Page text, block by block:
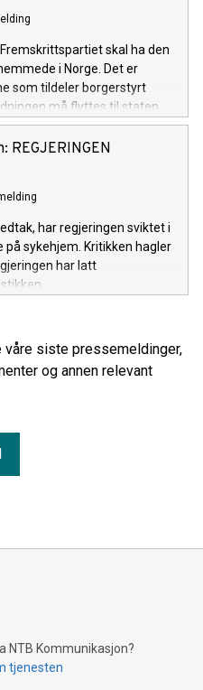
skal ha den
i Norge. Det er
som tildeler borgerstyrt
må flyttes til staten.
REGJERINGEN
har regjeringen sviktet i
sykehjem. Kritikken hagler
har latt
våre siste pressemeldinger,
og annen relevant
NTB Kommunikasjon?
tjenesten